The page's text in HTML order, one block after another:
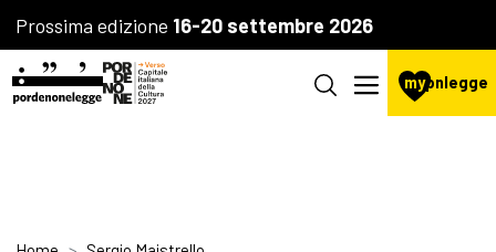
Prossima edizione 16-20 settembre 2026
mypnlegge